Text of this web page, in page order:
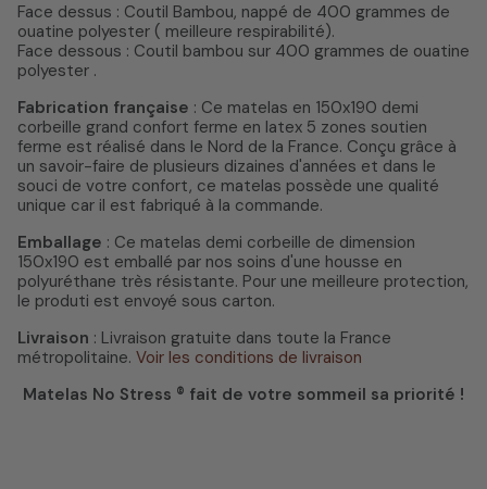
Face dessus : Coutil Bambou, nappé de 400 grammes de
ouatine polyester ( meilleure respirabilité).
Face dessous : Coutil bambou sur 400 grammes de ouatine
polyester .
Fabrication française : Ce matelas en 150x190 demi
corbeille grand confort ferme en latex 5 zones soutien
ferme est réalisé dans le Nord de la France. Conçu grâce à
un savoir-faire de plusieurs dizaines d'années et dans le
souci de votre confort, ce matelas possède une qualité
unique car il est fabriqué à la commande.
Emballage : Ce matelas demi corbeille de dimension
150x190 est emballé par nos soins d'une housse en
polyuréthane très résistante. Pour une meilleure protection,
le produti est envoyé sous carton.
Livraison : Livraison gratuite dans toute la France
métropolitaine. Voir les conditions de livraison
Matelas No Stress ® fait de votre sommeil sa priorité !